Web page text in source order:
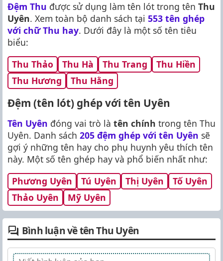
Đệm Thu được sử dụng làm tên lót trong tên Thu
Uyên. Xem toàn bộ danh sách tại 553 tên ghép
với chữ Thu hay. Dưới đây là một số tên tiêu
biểu:
Thu Thảo
Thu Hà Thu Trang
Thu Hiền
Thu Hương
Thu Hằng
Đệm (tên lót) ghép với tên Uyên
Tên Uyên đóng vai trò là tên chính trong tên Thu
Uyên. Danh sách 205 đệm ghép với tên Uyên sẽ
gợi ý những tên hay cho phụ huynh yêu thích tên
này. Một số tên ghép hay và phổ biến nhất như:
Phương Uyên
Tú Uyên Thị Uyên
Tố Uyên
Thảo Uyên
Mỹ Uyên
Bình luận về tên Thu Uyên